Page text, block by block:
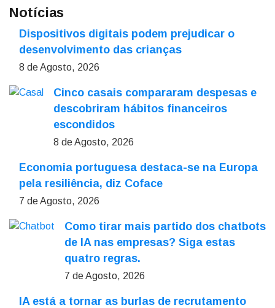
Notícias
Dispositivos digitais podem prejudicar o
desenvolvimento das crianças
8 de Agosto, 2026
Cinco casais compararam despesas e
descobriram hábitos financeiros
escondidos
8 de Agosto, 2026
Economia portuguesa destaca-se na Europa
pela resiliência, diz Coface
7 de Agosto, 2026
Como tirar mais partido dos chatbots
de IA nas empresas? Siga estas
quatro regras.
7 de Agosto, 2026
IA está a tornar as burlas de recrutamento